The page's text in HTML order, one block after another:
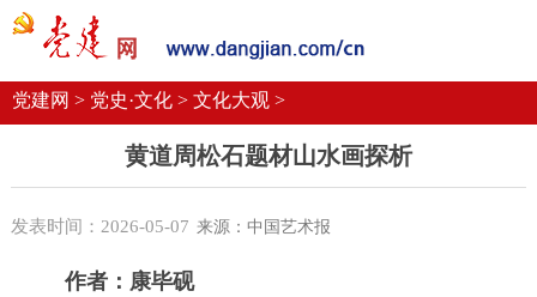
党建要闻
机关党建
校园党建 企业党建
党建网 > 党史·文化 > 文化大观 >
黄道周松石题材山水画探析
发表时间：2026-05-07 来源：中国艺术报
作者：康毕砚